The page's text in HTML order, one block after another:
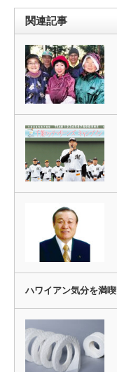
関連記事
ハワイアン気分を満喫